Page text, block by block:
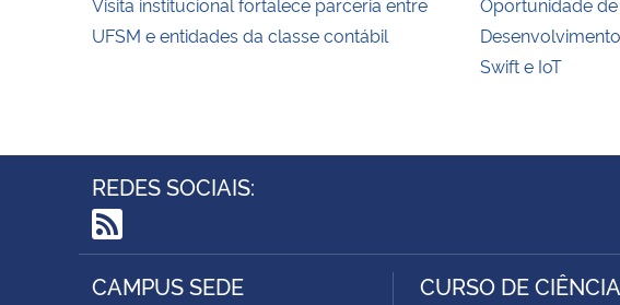
UFSM e entidades da classe contábil
Swift e IoT
REDES SOCIAIS:
RSS
CAMPUS SEDE CURSO DE